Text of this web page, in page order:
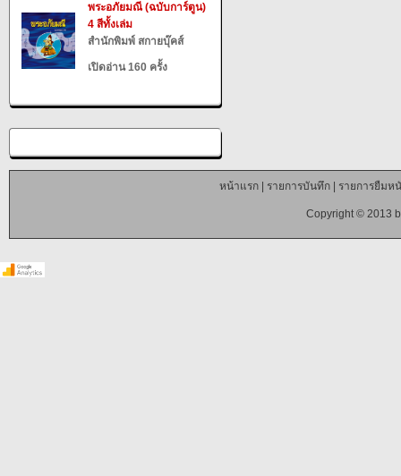
พระอภัยมณี (ฉบับการ์ตูน)
4 สีทั้งเล่ม
สำนักพิมพ์ สกายบุ๊คส์
เปิดอ่าน 160 ครั้ง
หน้าแรก| รายการบันทึก| รายการยืมห
Copyright © 2013